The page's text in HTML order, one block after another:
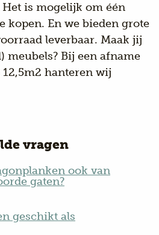
is mogelijk om één
kopen. En we bieden grote
leverbaar. Maak jij
meubels? Bij een afname
hanteren wij
vragen
ook van
gaten?
geschikt als